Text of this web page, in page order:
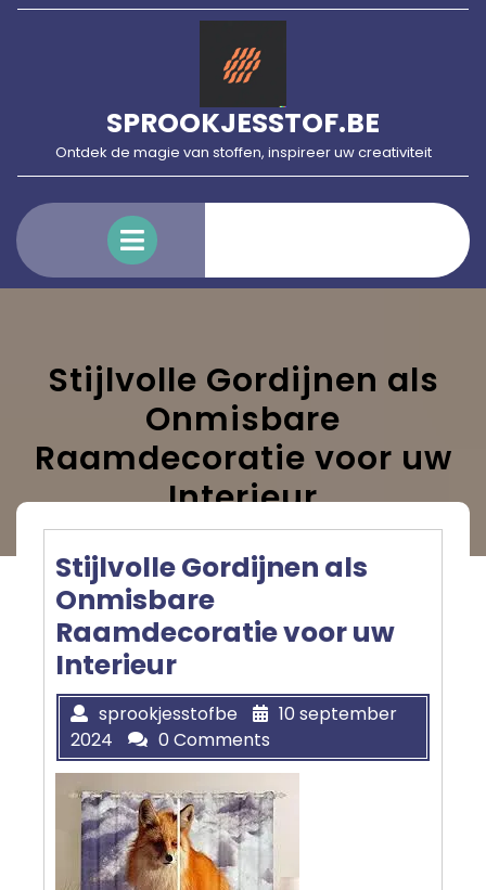
Skip
SPROOKJESSTOF.BE
Ontdek de magie van stoffen, inspireer uw creativiteit
Menu
Stijlvolle Gordijnen als
Onmisbare
Raamdecoratie voor uw
Interieur
Stijlvolle Gordijnen als
Onmisbare
Raamdecoratie voor uw
Interieur
sprookjesstofbe
10 september
2024
0 Comments